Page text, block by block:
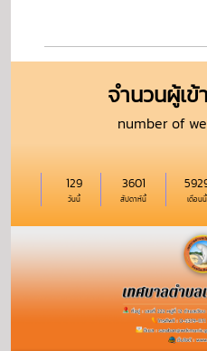
จำนวนผู้เข้
number of
วันนี้
129
สัปดาห์นี้
3601
เดือนนี้